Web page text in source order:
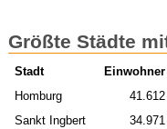
Größte Städte
Stadt Einwohner
Homburg
41.612
Sankt Ingbert
34.971